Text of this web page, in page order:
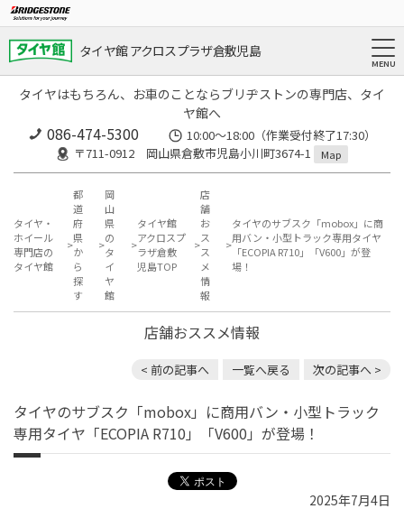
タイヤ館 アクロスプラザ倉敷児島
タイヤはもちろん、お車のことならブリヂストンの専門店、タイ
ヤ館へ
086-474-5300
10:00〜18:00（作業受付終了17:30）
〒711-0912 岡山県倉敷市児島小川町3674-1
Map
タイヤ・
ホイール
専門店の
タイヤ館
都
道
府
県
か
ら
探
す
岡
山
県
の
タ
イ
ヤ
館
タイヤ館
アクロスプ
ラザ倉敷
児島TOP
店
舗
お
ス
ス
メ
情
報
タイヤのサブスク「mobox」に商
用バン・小型トラック専用タイヤ
「ECOPIA R710」「V600」が登
場！
店舗おススメ情報
< 前の記事へ 一覧へ戻る 次の記事へ >
タイヤのサブスク「mobox」に商用バン・小型トラック
専用タイヤ「ECOPIA R710」「V600」が登場！
2025年7月4日